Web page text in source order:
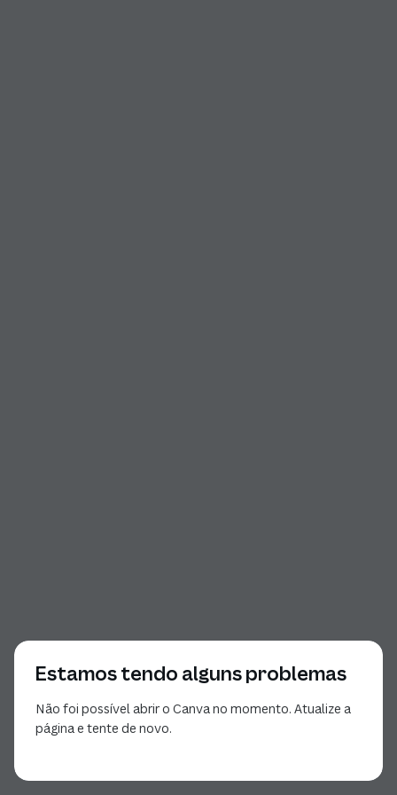
Estamos tendo alguns problemas
Não foi possível abrir o Canva no momento. Atualize a
página e tente de novo.